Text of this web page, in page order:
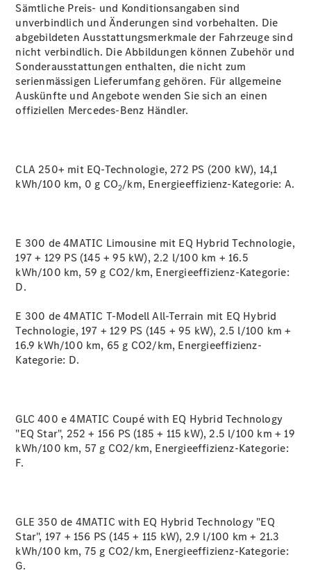
Standort &
Öffnungszeiten
Ansprechpartner
Kontaktformular
Sämtliche Preis- und Konditionsangaben sind
unverbindlich und Änderungen sind vorbehalten. Die
abgebildeten Ausstattungsmerkmale der Fahrzeuge sind
nicht verbindlich. Die Abbildungen können Zubehör und
Sonderausstattungen enthalten, die nicht zum
serienmässigen Lieferumfang gehören. Für allgemeine
Auskünfte und Angebote wenden Sie sich an einen
offiziellen Mercedes-Benz Händler.
CLA 250+ mit EQ-Technologie, 272 PS (200 kW), 14,1
kWh/100 km, 0 g CO2/km, Energieeffizienz-Kategorie: A.
E 300 de 4MATIC Limousine mit EQ Hybrid Technologie,
197 + 129 PS (145 + 95 kW), 2.2 l/100 km + 16.5
kWh/100 km, 59 g CO2/km, Energieeffizienz-Kategorie:
D.
E 300 de 4MATIC T-Modell All-Terrain mit EQ Hybrid
Technologie, 197 + 129 PS (145 + 95 kW), 2.5 l/100 km +
16.9 kWh/100 km, 65 g CO2/km, Energieeffizienz-
Kategorie: D.
GLC 400 e 4MATIC Coupé with EQ Hybrid Technology
"EQ Star", 252 + 156 PS (185 + 115 kW), 2.5 l/100 km + 19
kWh/100 km, 57 g CO2/km, Energieeffizienz-Kategorie:
F.
GLE 350 de 4MATIC with EQ Hybrid Technology "EQ
Star", 197 + 156 PS (145 + 115 kW), 2.9 l/100 km + 21.3
kWh/100 km, 75 g CO2/km, Energieeffizienz-Kategorie:
G.